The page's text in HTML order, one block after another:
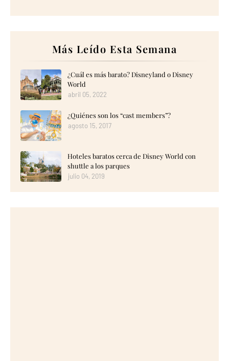
Más Leído Esta Semana
¿Cuál es más barato? Disneyland o Disney
World
abril 05, 2022
¿Quiénes son los “cast members”?
agosto 15, 2017
Hoteles baratos cerca de Disney World con
shuttle a los parques
julio 04, 2019